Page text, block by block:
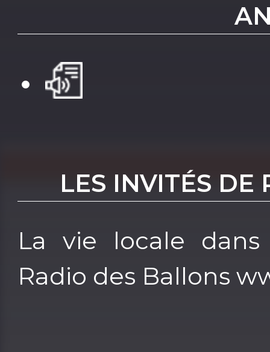
LES INVITÉS DE
La vie locale dans
Radio des Ballons